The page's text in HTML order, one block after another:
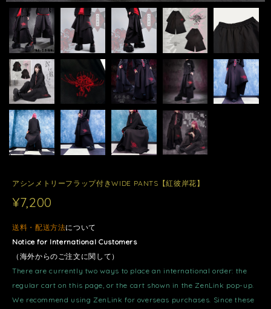
アシンメトリーフラップ付きWIDE PANTS【紅彼岸花】
¥7,200
送料・配送方法について
Notice for International Customers
（海外からのご注文に関して）
There are currently two ways to place an international order: the
regular cart on this page, or the cart shown in the ZenLink pop-up.
We recommend using ZenLink for overseas purchases. Since these